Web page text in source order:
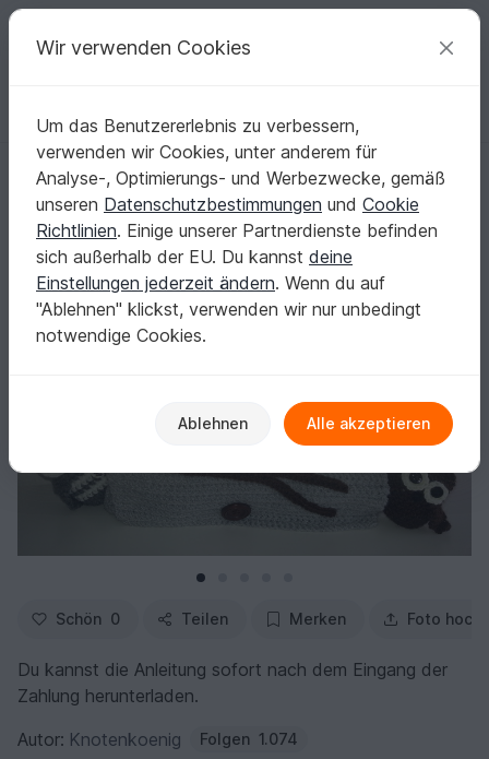
Deine kreativen Ideen
Deutsch | € (EUR) einloggen Kostenlos registrieren
Startseite Häkeln Taschen Weitere Taschen
11 Häkelanleitung Tasche mit Eulen
11 Häkelanleitung Tasche mit Eulen
Schön 0 Teilen Merken Foto
Du kannst die Anleitung sofort nach dem Eingang der
Zahlung herunterladen.
Autor: Knotenkoenig Folgen 1.074
Wir verwenden Cookies
Um das Benutzererlebnis zu verbessern,
verwenden wir Cookies, unter anderem für
Analyse-, Optimierungs- und Werbezwecke, gemäß
unseren Datenschutzbestimmungen und Cookie
Richtlinien. Einige unserer Partnerdienste befinden
sich außerhalb der EU. Du kannst deine
Einstellungen jederzeit ändern. Wenn du auf
"Ablehnen" klickst, verwenden wir nur unbedingt
notwendige Cookies.
Ablehnen Alle akzeptieren